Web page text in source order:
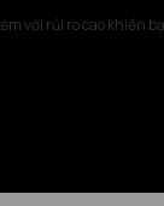
với rủi ro cao khiến